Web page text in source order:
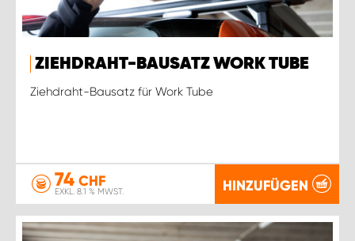
ZIEHDRAHT-BAUSATZ WORK TUBE
Ziehdraht-Bausatz für Work Tube
74 CHF
EXKL. 8.1 % MWST. HINZUFÜGEN